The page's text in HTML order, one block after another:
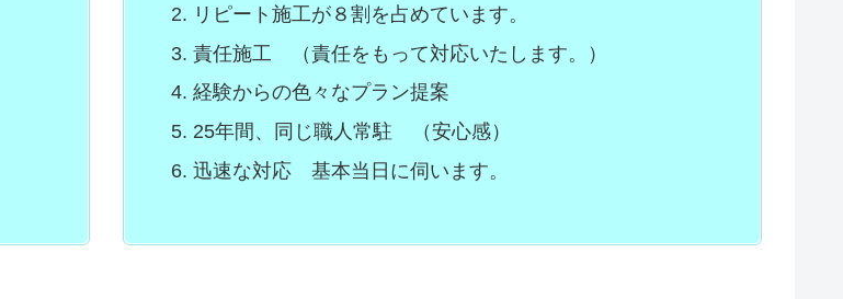
リピート施工が８割を占めています。
責任施工 （責任をもって対応いたします。）
経験からの色々なプラン提案
25年間、同じ職人常駐 （安心感）
迅速な対応 基本当日に伺います。